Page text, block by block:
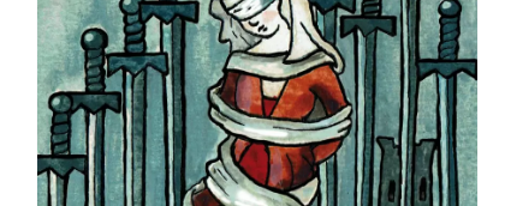
Des noms bizarres des
cartes en anglais
Théorie du tarot